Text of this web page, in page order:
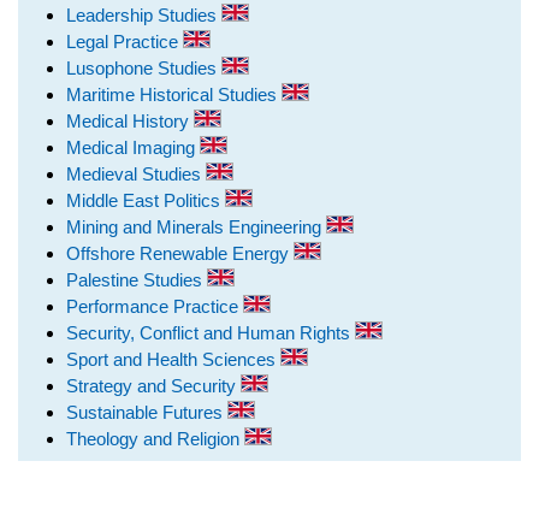
Leadership Studies
Legal Practice
Lusophone Studies
Maritime Historical Studies
Medical History
Medical Imaging
Medieval Studies
Middle East Politics
Mining and Minerals Engineering
Offshore Renewable Energy
Palestine Studies
Performance Practice
Security, Conflict and Human Rights
Sport and Health Sciences
Strategy and Security
Sustainable Futures
Theology and Religion